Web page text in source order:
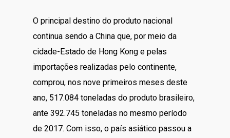
O principal destino do produto nacional
continua sendo a China que, por meio da
cidade-Estado de Hong Kong e pelas
importações realizadas pelo continente,
comprou, nos nove primeiros meses deste
ano, 517.084 toneladas do produto brasileiro,
ante 392.745 toneladas no mesmo período
de 2017. Com isso, o país asiático passou a